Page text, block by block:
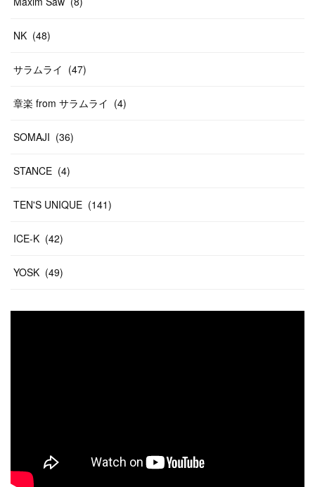
NK (48)
サラムライ (47)
章楽 from サラムライ (4)
SOMAJI (36)
STANCE (4)
TEN'S UNIQUE (141)
ICE-K (42)
YOSK (49)